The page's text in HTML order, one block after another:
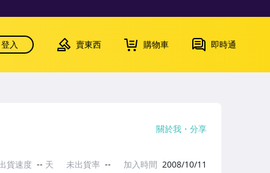
登入 賣東西 購物車 即時通
關於我 分享
貨速度 -- 天 未出貨率 -- 加入時間 2008/10/11